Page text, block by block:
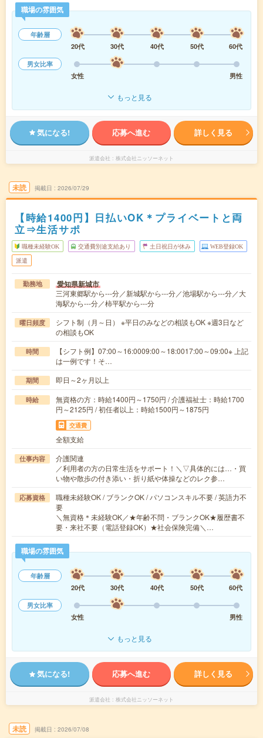
職場の雰囲気
年齢層
20代
30代 40代 50代
60代
男女比率
女性
男性
もっと見る
気になる! 応募へ進む 詳しく見る
派遣会社 株式会社ニッソーネット
未読 掲載日 2026/07/29
【時給1400円】日払いOK＊プライベートと両
立⇒生活サポ
職種未経験OK 交通費別途支給あり 土日祝日が休み WEB登録OK
派遣
勤務地 愛知県新城市
三河東郷駅から---分／新城駅から---分／池場駅から---分／大
海駅から---分／柿平駅から---分
曜日頻度
シフト制（月～日） ※平日のみなどの相談もOK ※週3日など
の相談もOK
時間
【シフト例】07:00～16:0009:00～18:0017:00～09:00※ 上記
は一例です！そ…
期間 即日～2ヶ月以上
時給
無資格の方：時給1400円～1750円 / 介護福祉士：時給1700
円～2125円 / 初任者以上：時給1500円～1875円
交通費
全額支給
仕事内容
介護関連
／利用者の方の日常生活をサポート！＼▽具体的には…・買
い物や散歩の付き添い・折り紙や体操などのレク参…
応募資格
職種未経験OK / ブランクOK / パソコンスキル不要 / 英語力不
要
＼無資格＊未経験OK／★年齢不問・ブランクOK★履歴書不
要・来社不要（電話登録OK）★社会保険完備＼…
職場の雰囲気
年齢層
20代
30代 40代 50代
60代
男女比率
女性
男性
もっと見る
気になる! 応募へ進む 詳しく見る
派遣会社 株式会社ニッソーネット
未読 掲載日 2026/07/08